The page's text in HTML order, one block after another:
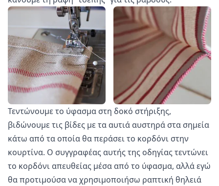
Τεντώνουμε το ύφασμα στη δοκό στήριξης,
βιδώνουμε τις βίδες με τα αυτιά αυστηρά στα σημεία
κάτω από τα οποία θα περάσει το κορδόνι στην
κουρτίνα. Ο συγγραφέας αυτής της οδηγίας τεντώνει
το κορδόνι απευθείας μέσα από το ύφασμα, αλλά εγώ
θα προτιμούσα να χρησιμοποιήσω ραπτική θηλειά